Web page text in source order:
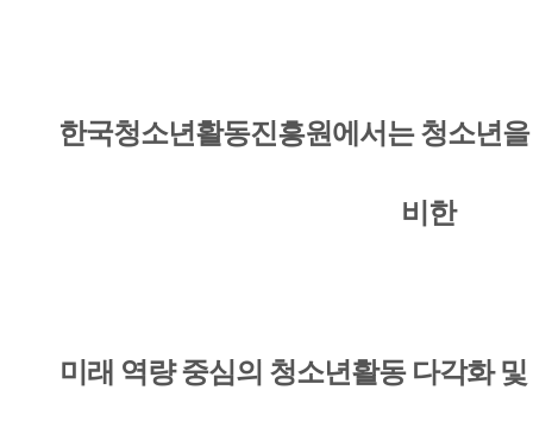
한국청소년활동진흥원에서는 청소년
비한
미래 역량 중심의 청소년활동 다각화